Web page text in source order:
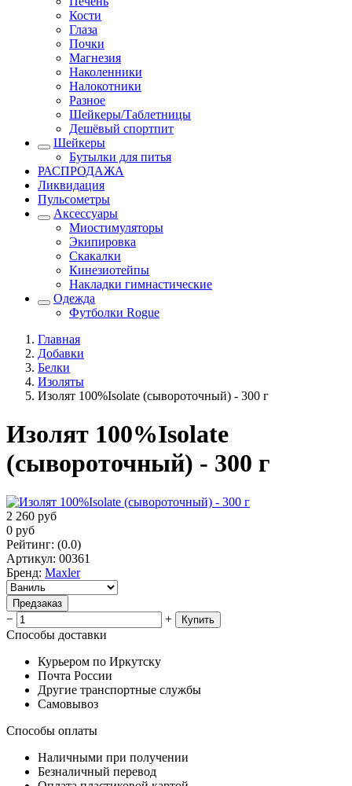
Кости
Глаза
Почки
Магнезия
Наколенники
Налокотники
Разное
Шейкеры/Таблетницы
Дешёвый спортпит
Шейкеры
Бутылки для питья
РАСПРОДАЖА
Ликвидация
Пульсометры
Аксессуары
Миостимуляторы
Экипировка
Скакалки
Кинезиотейпы
Накладки гимнастические
Одежда
Футболки Rogue
Главная
Добавки
Белки
Изоляты
Изолят 100%Isolate (сывороточный) - 300 г
Изолят 100%Isolate
(сывороточный) - 300 г
2 260 руб
0 руб
Рейтинг: (0.0)
Артикул: 00361
Бренд: Maxler
Предзаказ
− + Купить
Способы доставки
Курьером по Иркутску
Почта России
Другие транспортные службы
Самовывоз
Способы оплаты
Наличными при получении
Безналичный перевод